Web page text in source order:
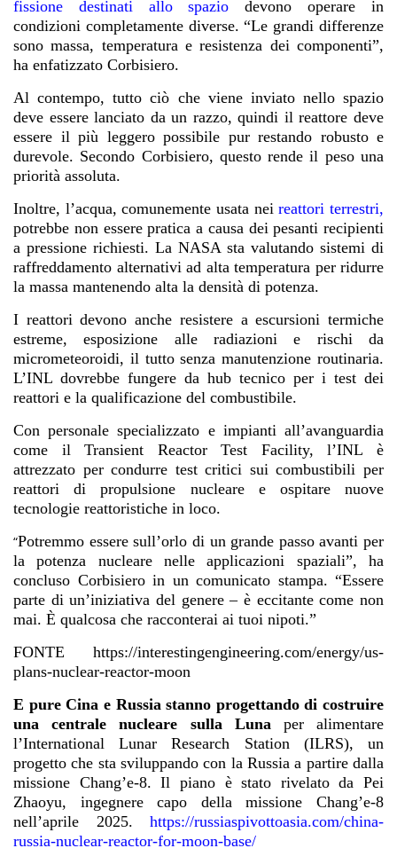
fissione destinati allo spazio devono operare in
condizioni completamente diverse. “Le grandi differenze
sono massa, temperatura e resistenza dei componenti”,
ha enfatizzato Corbisiero.
Al contempo, tutto ciò che viene inviato nello spazio
deve essere lanciato da un razzo, quindi il reattore deve
essere il più leggero possibile pur restando robusto e
durevole. Secondo Corbisiero, questo rende il peso una
priorità assoluta.
Inoltre, l’acqua, comunemente usata neireattori terrestri,
potrebbe non essere pratica a causa dei pesanti recipienti
a pressione richiesti. La NASA sta valutando sistemi di
raffreddamento alternativi ad alta temperatura per ridurre
la massa mantenendo alta la densità di potenza.
I reattori devono anche resistere a escursioni termiche
estreme, esposizione alle radiazioni e rischi da
micrometeoroidi, il tutto senza manutenzione routinaria.
L’INL dovrebbe fungere da hub tecnico per i test dei
reattori e la qualificazione del combustibile.
Con personale specializzato e impianti all’avanguardia
come il Transient Reactor Test Facility, l’INL è
attrezzato per condurre test critici sui combustibili per
reattori di propulsione nucleare e ospitare nuove
tecnologie reattoristiche in loco.
“Potremmo essere sull’orlo di un grande passo avanti per
la potenza nucleare nelle applicazioni spaziali”, ha
concluso Corbisiero in un comunicato stampa. “Essere
parte di un’iniziativa del genere – è eccitante come non
mai. È qualcosa che racconterai ai tuoi nipoti.”
FONTE https://interestingengineering.com/energy/us-
plans-nuclear-reactor-moon
E pure Cina e Russia stanno progettando di costruire
una centrale nucleare sulla Lunaper alimentare
l’International Lunar Research Station (ILRS), un
progetto che sta sviluppando con la Russia a partire dalla
missione Chang’e-8. Il piano è stato rivelato da Pei
Zhaoyu, ingegnere capo della missione Chang’e-8
nell’aprile 2025.
https://russiaspivottoasia.com/china-
russia-nuclear-reactor-for-moon-base/